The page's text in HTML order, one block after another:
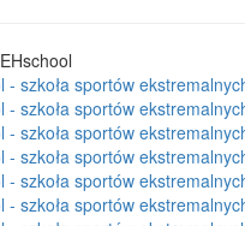
EHschool